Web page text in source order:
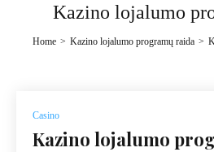
Kazino lojalumo
Home > Kazino lojalumo programų raida >
Posted
in
Casino
Kazino lojalumo